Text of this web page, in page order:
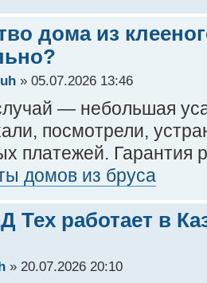
дома из
» 05.07.2026 13:46
— небольшая
посмотрели,
платежей. Гарантия
домов из бруса
работает в
» 20.07.2026 20:10